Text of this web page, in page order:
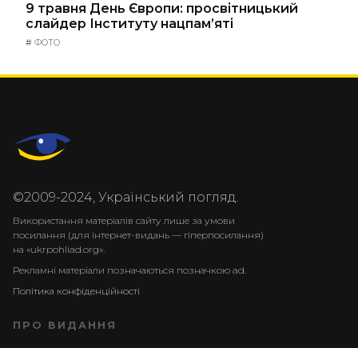
9 травня День Європи: просвітницький
слайдер Інституту нацпам’яті
# ФОТО
©2009-2024, Український погляд.
Використання матеріалів сайту лише за умови
посилання (для інтернет-видань — гіперпосилання)
на «ukrpohliad.org».
Рекламні матеріали позначаються позначкою ad.
Політика конфіденційності
ПРО ВИДАННЯ